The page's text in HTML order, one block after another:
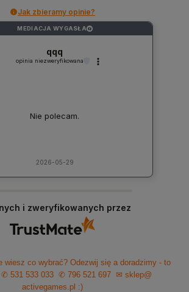
Jak zbieramy opinie?
MEDIACJA WYGASŁA ?
qqq
opinia niezweryfikowana
Nie polecam.
2026-05-29
i zweryfikowanych przez
wiesz co wybrać? Odezwij się a doradzimy - to
✆ 531 533 033 ✆ 796 521 697
✉ sklep@
activegames.pl :)